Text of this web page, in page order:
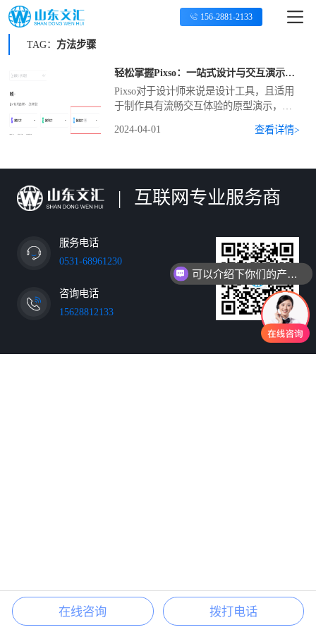
156-2881-2133
TAG： 方法步骤
轻松掌握Pixso：一站式设计与交互演示方法与步骤
Pixso对于设计师来说是设计工具，且适用
于制作具有流畅交互体验的原型演示，可
者或者其他业务团队成员来说，初次接触
2024-04-01 查看详情>
| 互联网专业服务商
服务电话
0531-68961230
咨询电话
15628812133
在线咨询 拨打电话